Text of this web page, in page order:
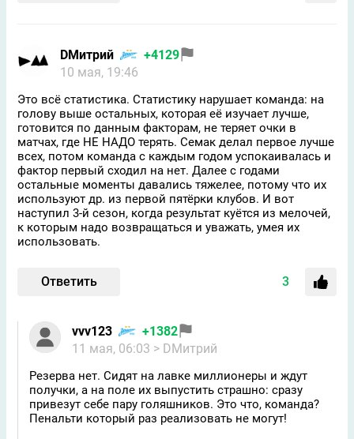
DMитрий
+4129
10 мая, 19:46
Это всё статистика. Статистику нарушает команда: на
голову выше остальных, которая её изучает лучше,
готовится по данным факторам, не теряет очки в
матчах, где НЕ НАДО терять. Семак делал первое лучше
всех, потом команда с каждым годом успокаивалась и
фактор первый сходил на нет. Далее с годами
остальные моменты давались тяжелее, потому что их
используют др. из первой пятёрки клубов. И вот
наступил 3-й сезон, когда результат куётся из мелочей,
к которым надо возвращаться и уважать, умея их
использовать.
Ответить 3
vvv123
+1382
11 мая, 06:03 > DMитрий
Резерва нет. Сидят на лавке миллионеры и ждут
получки, а на поле их выпустить страшно: сразу
привезут себе пару голяшников. Это что, команда?
Пенальти который раз реализовать не могут!